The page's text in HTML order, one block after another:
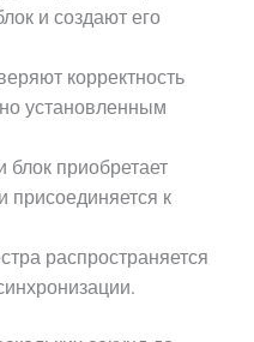
и создают его
корректность
установленным
приобретает
присоединяется к
распространяется